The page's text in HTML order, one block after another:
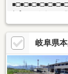
部】へお気軽にお
黄色い看板・黄色
濃善不動産です！
土地探しも住まい
■売買保有物件
岐阜県